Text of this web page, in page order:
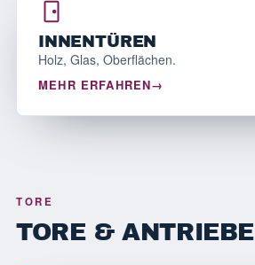
INNENTÜREN
Holz, Glas, Oberflächen.
MEHR ERFAHREN
TORE
TORE & ANTRIEBE